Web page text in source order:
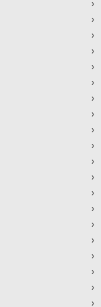
›
›
›
›
›
›
›
›
›
›
›
›
›
›
›
›
›
›
›
›